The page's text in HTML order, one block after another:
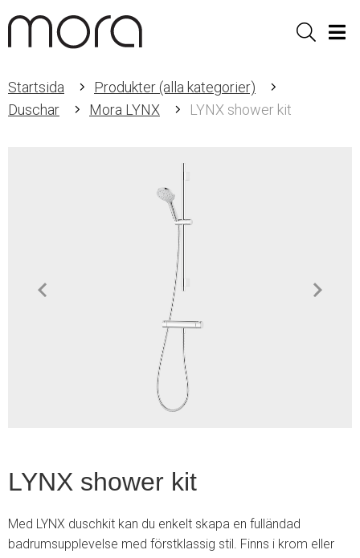
Sök
Startsida
Produkter (alla kategorier)
Duschar
Mora LYNX LYNX shower kit
LYNX shower kit
Med LYNX duschkit kan du enkelt skapa en fulländad
badrumsupplevelse med förstklassig stil. Finns i krom eller